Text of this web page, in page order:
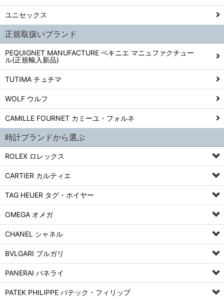
ユニセックス
正規取扱いブランド
PEQUIGNET MANUFACTURE ペキニエ マニュファクチュー
ル(正規輸入新品)
TUTIMA チュチマ
WOLF ウルフ
CAMILLE FOURNET カミーユ・フォルネ
時計ブランドから選ぶ
ROLEX ロレックス
CARTIER カルティエ
TAG HEUER タグ・ホイヤー
OMEGA オメガ
CHANEL シャネル
BVLGARI ブルガリ
PANERAI パネライ
PATEK PHILIPPE パテック・フィリップ